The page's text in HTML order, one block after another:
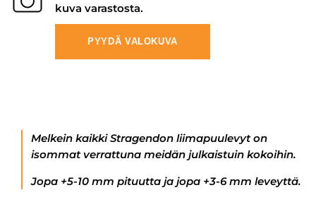
kuva varastosta.
PYYDÄ VALOKUVA
Melkein kaikki Stragendon liimapuulevyt on
isommat verrattuna meidän julkaistuin kokoihin.
Jopa +5-10 mm pituutta ja jopa +3-6 mm leveyttä.